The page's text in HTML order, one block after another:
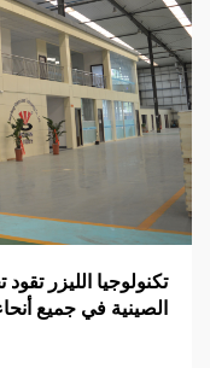
تكنولوجيا الليزر
الصينية في جميع